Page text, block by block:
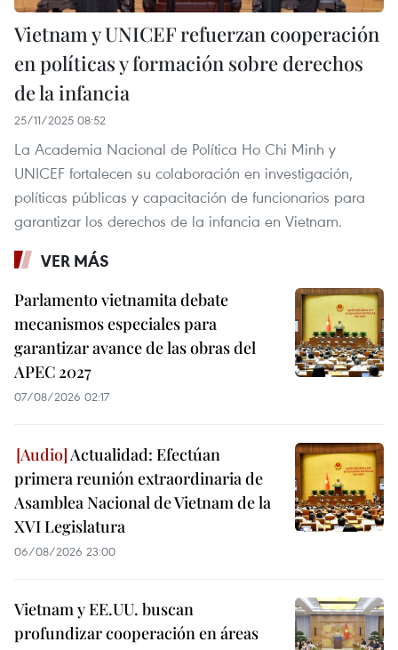
Vietnam y UNICEF refuerzan cooperación
en políticas y formación sobre derechos
de la infancia
25/11/2025 08:52
La Academia Nacional de Política Ho Chi Minh y
UNICEF fortalecen su colaboración en investigación,
políticas públicas y capacitación de funcionarios para
garantizar los derechos de la infancia en Vietnam.
VER MÁS
Parlamento vietnamita debate
mecanismos especiales para
garantizar avance de las obras del
APEC 2027
07/08/2026 02:17
Actualidad: Efectúan
primera reunión extraordinaria de
Asamblea Nacional de Vietnam de la
XVI Legislatura
06/08/2026 23:00
Vietnam y EE.UU. buscan
profundizar cooperación en áreas